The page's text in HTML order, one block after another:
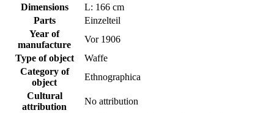
Dimensions
L: 166 cm
Parts
Einzelteil
Year of
manufacture
Vor 1906
Type of object
Waffe
Category of
object
Ethnographica
Cultural
attribution
No attribution